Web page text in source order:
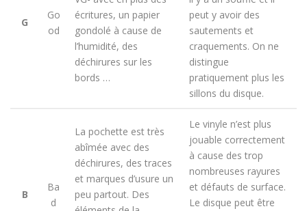
G
Go
od
écritures, un papier
gondolé à cause de
l’humidité, des
déchirures sur les
bords …
peut y avoir des
sautements et
craquements. On ne
distingue
pratiquement plus les
sillons du disque.
B
Ba
d
La pochette est très
abîmée avec des
déchirures, des traces
et marques d’usure un
peu partout. Des
Le vinyle n’est plus
jouable correctement
à cause des trop
nombreuses rayures
et défauts de surface.
Le disque peut être